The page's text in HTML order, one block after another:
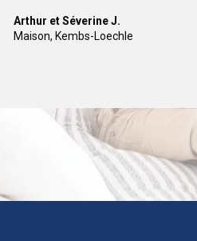
Arthur et Séverine J.
Maison, Kembs-Loechle
Appartement
Hésingue
Nathalie S.
Appartement,Blotzheim